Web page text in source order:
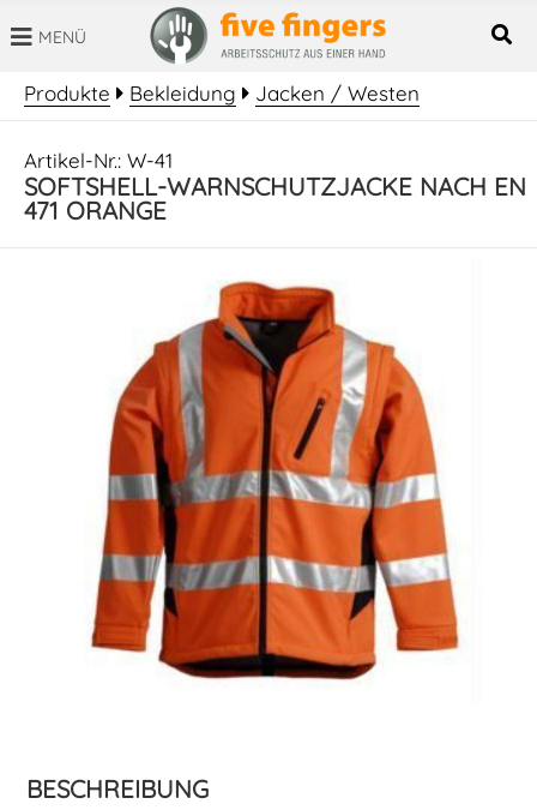
SUCHBEGRIFF
MENÜ
Produkte Bekleidung Jacken / Westen
Artikel-Nr.: W-41
SOFTSHELL-WARNSCHUTZJACKE NACH EN
471 ORANGE
BESCHREIBUNG